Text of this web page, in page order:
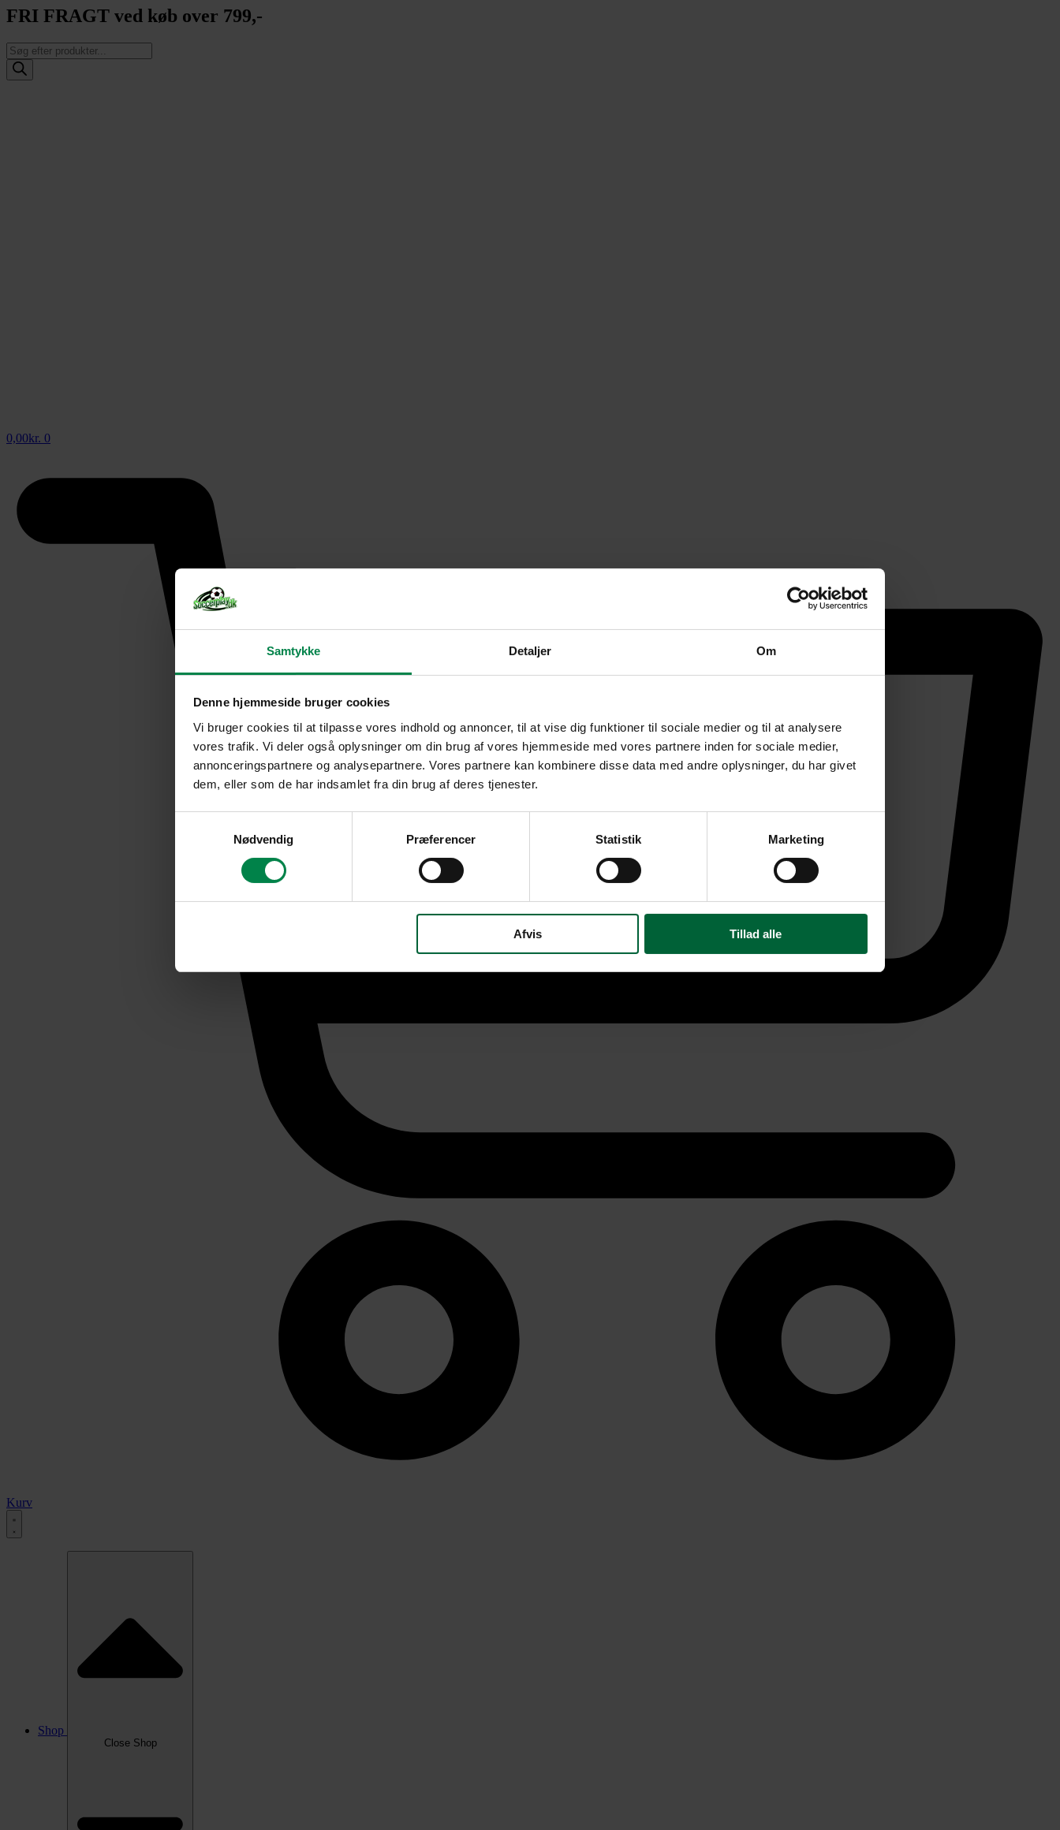
Samtykke Detaljer Om
Denne hjemmeside bruger cookies
Vi bruger cookies til at tilpasse vores indhold og annoncer, til at vise dig funktioner til sociale medier og til at analysere
vores trafik. Vi deler også oplysninger om din brug af vores hjemmeside med vores partnere inden for sociale medier,
annonceringspartnere og analysepartnere. Vores partnere kan kombinere disse data med andre oplysninger, du har givet
dem, eller som de har indsamlet fra din brug af deres tjenester.
Nødvendig
Præferencer Statistik Marketing
Afvis Tillad alle
FRI FRAGT ved køb over 799,-
Products
search
0,00kr. 0
Kurv
Shop
Close Shop